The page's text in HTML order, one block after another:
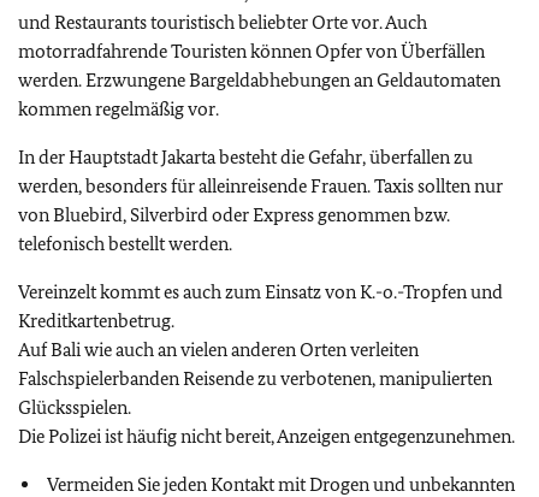
und Restaurants touristisch beliebter Orte vor. Auch
motorradfahrende Touristen können Opfer von Überfällen
werden. Erzwungene Bargeldabhebungen an Geldautomaten
kommen regelmäßig vor.
In der Hauptstadt Jakarta besteht die Gefahr, überfallen zu
werden, besonders für alleinreisende Frauen. Taxis sollten nur
von Bluebird, Silverbird oder Express genommen bzw.
telefonisch bestellt werden.
Vereinzelt kommt es auch zum Einsatz von K.-o.-Tropfen und
Kreditkartenbetrug.
Auf Bali wie auch an vielen anderen Orten verleiten
Falschspielerbanden Reisende zu verbotenen, manipulierten
Glücksspielen.
Die Polizei ist häufig nicht bereit, Anzeigen entgegenzunehmen.
Vermeiden Sie jeden Kontakt mit Drogen und unbekannten